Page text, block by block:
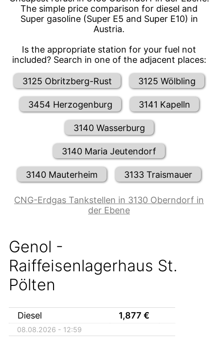
The simple price comparison for diesel and
Super gasoline (Super E5 and Super E10) in
Austria.
Is the appropriate station for your fuel not
included? Search in one of the adjacent places:
3125 Obritzberg-Rust 3125 Wölbling
3454 Herzogenburg 3141 Kapelln
3140 Wasserburg
3140 Maria Jeutendorf
3140 Mauterheim 3133 Traismauer
CNG-Erdgas Tankstellen in 3130 Oberndorf in
der Ebene
Genol -
Raiffeisenlagerhaus St.
Pölten
Diesel 1,877 €
08.08.2026 - 12:59